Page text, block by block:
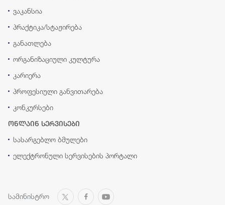
ვაკანსია
პრაქტიკა/სტაჟირება
განათლება
ორგანიზაციული კულტურა
კარიერა
პროფესიული განვითარება
კონკურსები
ონლაინ სერვისები
სასარგებლო ბმულები
ელექტრონული სერვისების პორტალი
სამინისტრო